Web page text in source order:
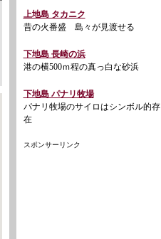
上地島 タカニク
昔の火番盛 島々が見渡せる
下地島 長崎の浜
港の横500ｍ程の真っ白な砂浜
下地島 パナリ牧場
パナリ牧場のサイロはシンボル的存
在
スポンサーリンク